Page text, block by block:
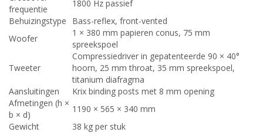
frequentie
1800 Hz passief
Behuizingstype
Bass-reflex, front-vented
Woofer
1 × 380 mm papieren conus, 75 mm
spreekspoel
Tweeter
Compressiedriver in gepatenteerde 90 × 40°
hoorn, 25 mm throat, 35 mm spreekspoel,
titanium diafragma
Aansluitingen
Krix binding posts met 8 mm opening
Afmetingen (h ×
b × d)
1190 × 565 × 340 mm
Gewicht
38 kg per stuk